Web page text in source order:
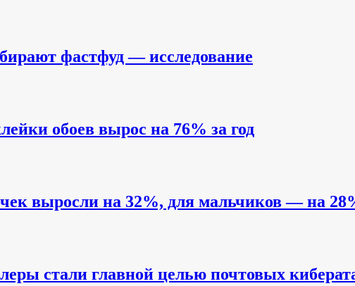
фастфуд — исследование
обоев вырос на 76% за год
выросли на 32%, для мальчиков — на
стали главной целью почтовых